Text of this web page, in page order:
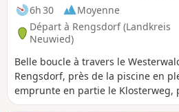
6h 30
Moyenne
Départ à Rengsdorf (Landkreis
Neuwied)
Belle boucle à travers le
Rengsdorf, près de la piscine en
emprunte en partie le Klosterweg,
passe devant la tour panoramique